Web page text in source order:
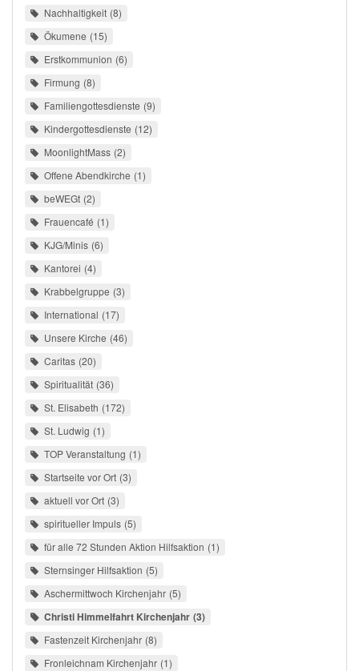
Nachhaltigkeit 8
Ökumene 15
Erstkommunion 6
Firmung 8
Familiengottesdienste 9
Kindergottesdienste 12
MoonlightMass 2
Offene Abendkirche 1
beWEGt 2
Frauencafé 1
KJG/Minis 6
Kantorei 4
Krabbelgruppe 3
International 17
Unsere Kirche 46
Caritas 20
Spiritualität 36
St. Elisabeth 172
St. Ludwig 1
TOP Veranstaltung 1
Startseite vor Ort 3
aktuell vor Ort 3
spiritueller Impuls 5
für alle 72 Stunden Aktion Hilfsaktion 1
Sternsinger Hilfsaktion 5
Aschermittwoch Kirchenjahr 5
Christi Himmelfahrt Kirchenjahr 3
Fastenzeit Kirchenjahr 8
Fronleichnam Kirchenjahr 1